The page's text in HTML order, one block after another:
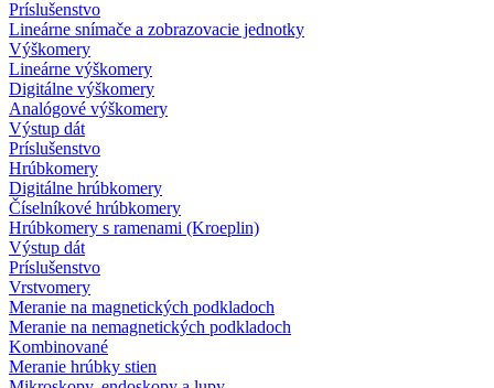
Príslušenstvo
Lineárne snímače a zobrazovacie jednotky
Výškomery
Lineárne výškomery
Digitálne výškomery
Analógové výškomery
Výstup dát
Príslušenstvo
Hrúbkomery
Digitálne hrúbkomery
Číselníkové hrúbkomery
Hrúbkomery s ramenami (Kroeplin)
Výstup dát
Príslušenstvo
Vrstvomery
Meranie na magnetických podkladoch
Meranie na nemagnetických podkladoch
Kombinované
Meranie hrúbky stien